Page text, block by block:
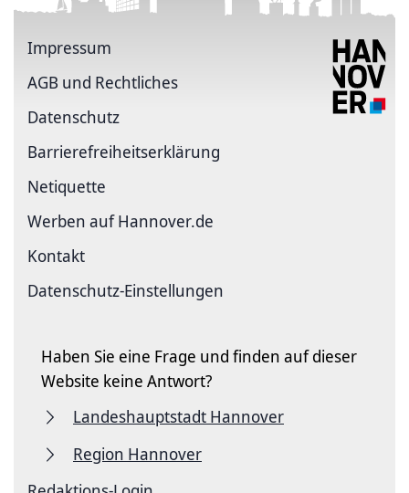
Impressum
AGB und Rechtliches
Datenschutz
Barriere­freiheits­erklärung
Netiquette
Werben auf Hannover.de
Kontakt
Datenschutz-Einstellungen
Haben Sie eine Frage und finden auf dieser
Website keine Antwort?
Landeshauptstadt Hannover
Region Hannover